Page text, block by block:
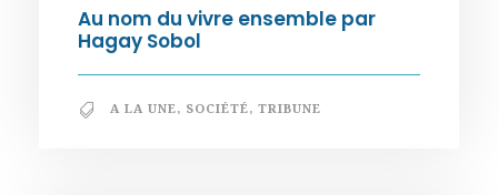
Au nom du vivre ensemble par
Hagay Sobol
A LA UNE, SOCIÉTÉ, TRIBUNE